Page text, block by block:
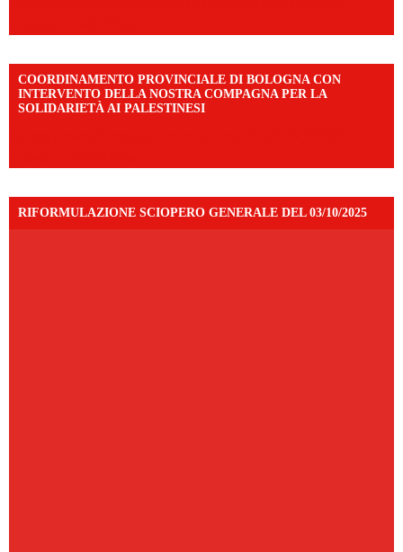
COORDINAMENTO PROVINCIALE DI BOLOGNA CON
INTERVENTO DELLA NOSTRA COMPAGNA PER LA
SOLIDARIETÀ AI PALESTINESI
RIFORMULAZIONE SCIOPERO GENERALE DEL 03/10/2025